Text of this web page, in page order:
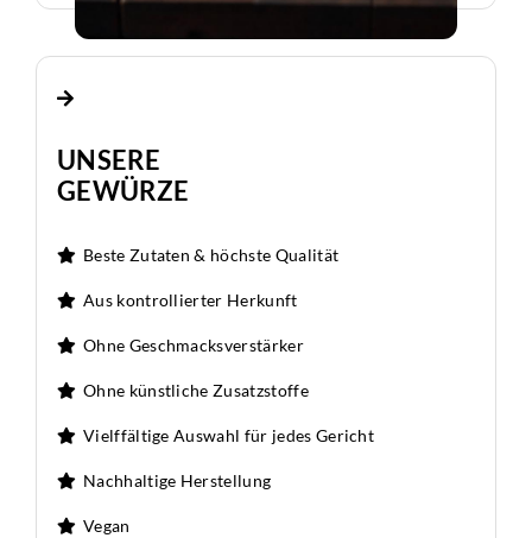
UNSERE
GEWÜRZE
Beste Zutaten & höchste Qualität
Aus kontrollierter Herkunft
Ohne Geschmacksverstärker
Ohne künstliche Zusatzstoffe
Vielffältige Auswahl für jedes Gericht
Nachhaltige Herstellung
Vegan